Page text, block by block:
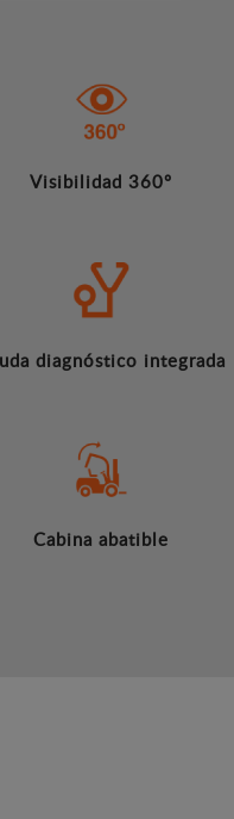
Visibilidad 360º
diagnóstico integrada
Cabina abatible